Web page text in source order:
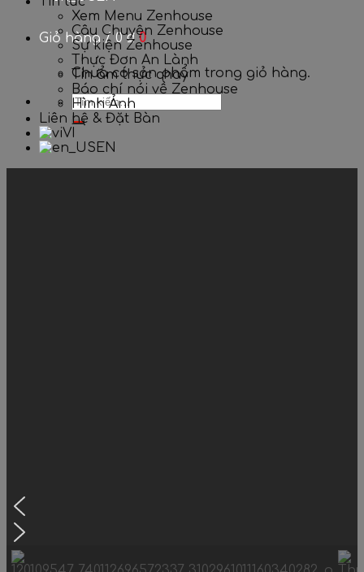
Giỏ hàng /0₫ 0
Chưa có sản phẩm trong giỏ hàng.
Xem Menu Zenhouse
Câu Chuyện Zenhouse
Sự kiện Zenhouse
Thực Đơn An Lành
Tin ẩm thực chay
Báo chí nói về Zenhouse
Hình Ảnh
Liên hệ & Đặt Bàn
VI
EN